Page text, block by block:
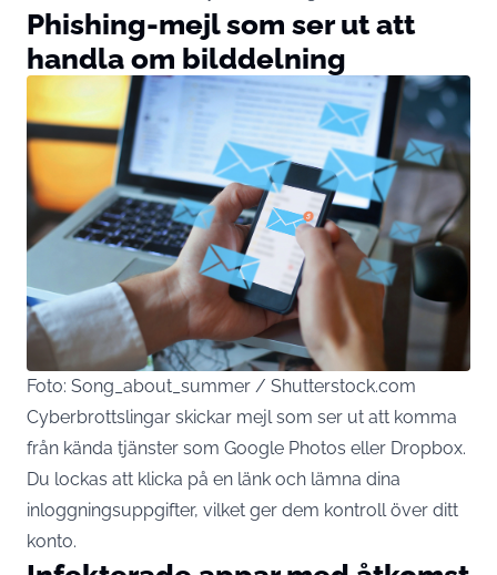
Phishing-mejl som ser ut att
handla om bilddelning
Foto: Song_about_summer / Shutterstock.com
Cyberbrottslingar skickar mejl som ser ut att komma
från kända tjänster som Google Photos eller Dropbox.
Du lockas att klicka på en länk och lämna dina
inloggningsuppgifter, vilket ger dem kontroll över ditt
konto.